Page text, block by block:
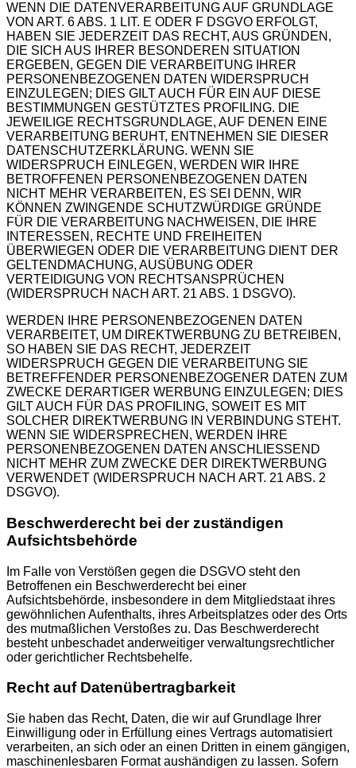
WENN DIE DATENVERARBEITUNG AUF GRUNDLAGE
VON ART. 6 ABS. 1 LIT. E ODER F DSGVO ERFOLGT,
HABEN SIE JEDERZEIT DAS RECHT, AUS GRÜNDEN,
DIE SICH AUS IHRER BESONDEREN SITUATION
ERGEBEN, GEGEN DIE VERARBEITUNG IHRER
PERSONENBEZOGENEN DATEN WIDERSPRUCH
EINZULEGEN; DIES GILT AUCH FÜR EIN AUF DIESE
BESTIMMUNGEN GESTÜTZTES PROFILING. DIE
JEWEILIGE RECHTSGRUNDLAGE, AUF DENEN EINE
VERARBEITUNG BERUHT, ENTNEHMEN SIE DIESER
DATENSCHUTZERKLÄRUNG. WENN SIE
WIDERSPRUCH EINLEGEN, WERDEN WIR IHRE
BETROFFENEN PERSONENBEZOGENEN DATEN
NICHT MEHR VERARBEITEN, ES SEI DENN, WIR
KÖNNEN ZWINGENDE SCHUTZWÜRDIGE GRÜNDE
FÜR DIE VERARBEITUNG NACHWEISEN, DIE IHRE
INTERESSEN, RECHTE UND FREIHEITEN
ÜBERWIEGEN ODER DIE VERARBEITUNG DIENT DER
GELTENDMACHUNG, AUSÜBUNG ODER
VERTEIDIGUNG VON RECHTSANSPRÜCHEN
(WIDERSPRUCH NACH ART. 21 ABS. 1 DSGVO).
WERDEN IHRE PERSONENBEZOGENEN DATEN
VERARBEITET, UM DIREKTWERBUNG ZU BETREIBEN,
SO HABEN SIE DAS RECHT, JEDERZEIT
WIDERSPRUCH GEGEN DIE VERARBEITUNG SIE
BETREFFENDER PERSONENBEZOGENER DATEN ZUM
ZWECKE DERARTIGER WERBUNG EINZULEGEN; DIES
GILT AUCH FÜR DAS PROFILING, SOWEIT ES MIT
SOLCHER DIREKTWERBUNG IN VERBINDUNG STEHT.
WENN SIE WIDERSPRECHEN, WERDEN IHRE
PERSONENBEZOGENEN DATEN ANSCHLIESSEND
NICHT MEHR ZUM ZWECKE DER DIREKTWERBUNG
VERWENDET (WIDERSPRUCH NACH ART. 21 ABS. 2
DSGVO).
Beschwerde­recht bei der zuständigen
Aufsichts­behörde
Im Falle von Verstößen gegen die DSGVO steht den
Betroffenen ein Beschwerderecht bei einer
Aufsichtsbehörde, insbesondere in dem Mitgliedstaat ihres
gewöhnlichen Aufenthalts, ihres Arbeitsplatzes oder des Orts
des mutmaßlichen Verstoßes zu. Das Beschwerderecht
besteht unbeschadet anderweitiger verwaltungsrechtlicher
oder gerichtlicher Rechtsbehelfe.
Recht auf Daten­übertrag­barkeit
Sie haben das Recht, Daten, die wir auf Grundlage Ihrer
Einwilligung oder in Erfüllung eines Vertrags automatisiert
verarbeiten, an sich oder an einen Dritten in einem gängigen,
maschinenlesbaren Format aushändigen zu lassen. Sofern